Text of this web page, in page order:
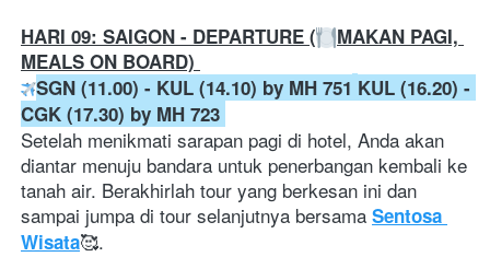
HARI 09: SAIGON - DEPARTURE (
MAKAN PAGI,
MEALS ON BOARD)
SGN (11.00) - KUL (14.10) by MH 751 KUL (16.20) -
CGK (17.30) by MH 723
Setelah menikmati sarapan pagi di hotel, Anda akan
diantar menuju bandara untuk penerbangan kembali ke
tanah air. Berakhirlah tour yang berkesan ini dan
sampai jumpa di tour selanjutnya bersama Sentosa
Wisata🥰.